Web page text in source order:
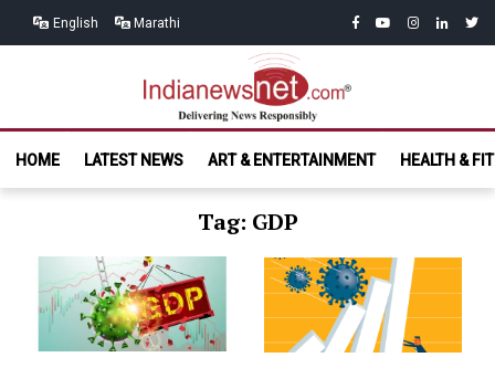
English Marathi facebook
youtubeinstagram
linkedin
India News
Net.com
HOME
LATEST NEWS ART & ENTERTAINMENT HEALTH &
Tag: GDP